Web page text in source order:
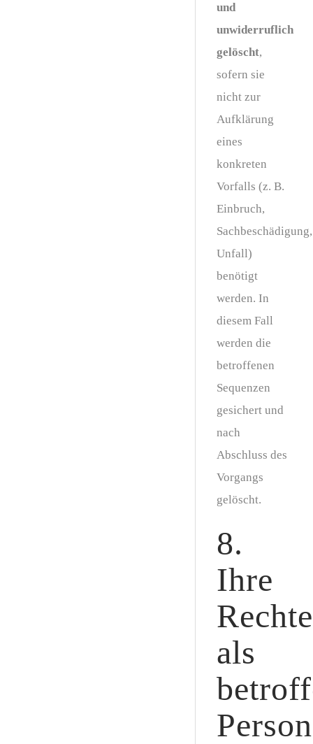
und
unwiderruflich
gelöscht,
sofern sie
nicht zur
Aufklärung
eines
konkreten
Vorfalls (z. B.
Einbruch,
Sachbeschädigung,
Unfall)
benötigt
werden. In
diesem Fall
werden die
betroffenen
Sequenzen
gesichert und
nach
Abschluss des
Vorgangs
gelöscht.
8.
Ihre
Rechte
als
Person